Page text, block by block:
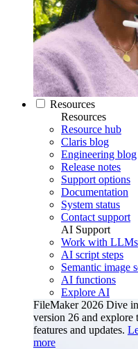
Resources
Resources
Resource hub
Claris blog
Engineering blog
Release notes
Support options
Documentation
System status
Contact support
AI Support
Work with LLMs
AI script steps
Semantic image
AI functions
Explore AI
FileMaker 2026 Dive
version 26 and explore
features and updates.
more